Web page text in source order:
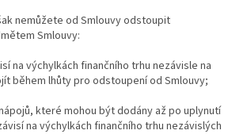
nemůžete od Smlouvy odstoupit
Smlouvy:
na výchylkách finančního trhu nezávisle na
během lhůty pro odstoupení od Smlouvy;
které mohou být dodány až po uplynutí
na výchylkách finančního trhu nezávislých